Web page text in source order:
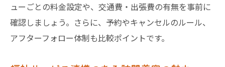
ューごとの料金設定や、交通費・出張費の有無を事前に
確認しましょう。さらに、予約やキャンセルのルール、
アフターフォロー体制も比較ポイントです。